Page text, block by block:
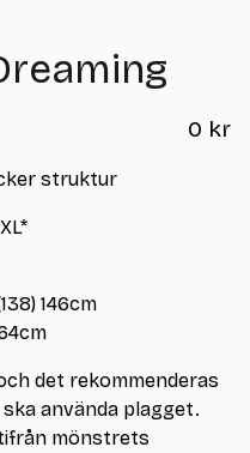
0 kr
struktur
146cm
det rekommenderas
använda plagget.
mönstrets